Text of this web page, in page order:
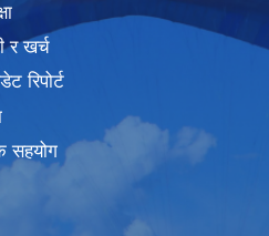
र खर्च
रिपोर्ट
सहयोग